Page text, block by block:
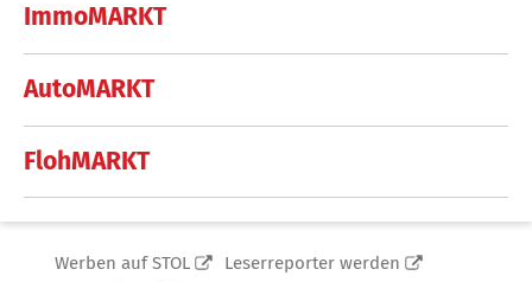
ImmoMARKT
AutoMARKT
FlohMARKT
Werben auf STOL
Leserreporter werden